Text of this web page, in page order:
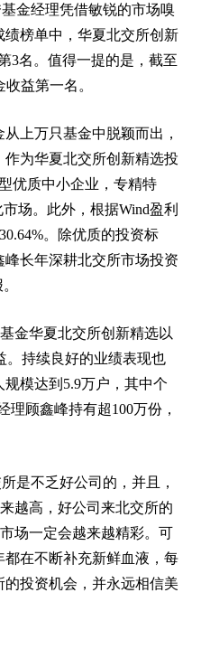
金经理凭借敏锐的市场嗅
绩榜单中，华夏北交所创新
3名。值得一提的是，截至
益第一名。
上万只基金中脱颖而出，
为华夏北交所创新精选投
优质中小企业，专精特
场。此外，根据Wind盈利
。除优质的投资标
长年深耕北交所市场投资
金华夏北交所创新精选以
。持续良好的业绩表现也
模达到5.9万户，其中个
理顾鑫峰持有超100万份，
是不乏好公司的，并且，
越高，好公司来北交所的
场一定会越来越精彩。可
在不断补充新鲜血液，每
投资机会，并永远相信美